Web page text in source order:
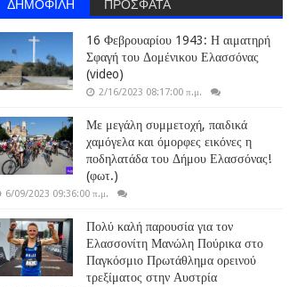
16 Φεβρουαρίου 1943: Η αιματηρή
Σφαγή του Δομένικου Ελασσόνας
(video)
2/16/2023 08:17:00 π.μ.
Με μεγάλη συμμετοχή, παιδικά
χαμόγελα και όμορφες εικόνες η
ποδηλατάδα του Δήμου Ελασσόνας!
(φωτ.)
6/09/2023 09:36:00 π.μ.
Πολύ καλή παρουσία για τον
Ελασσονίτη Μανώλη Πούρικα στο
Παγκόσμιο Πρωτάθλημα ορεινού
τρεξίματος στην Αυστρία